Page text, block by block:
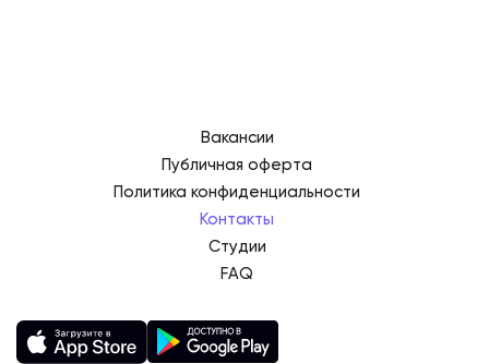
Вакансии
Публичная оферта
Политика конфиденциальности
Контакты
Студии
FAQ